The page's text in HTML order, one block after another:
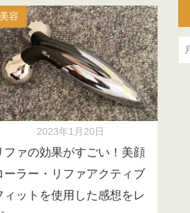
美容
2023年1月20日
ファの効果がすごい！美顔
ーラー・リファアクティブ
ィットを使用した感想をレ
ア
ー